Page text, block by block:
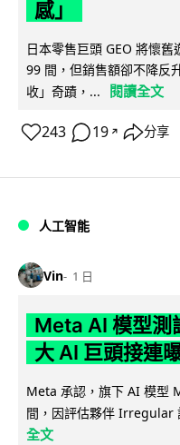
感」
日本零售巨頭 GEO 將懷
99 間，但銷售額卻不降反
收」奇蹟，...
閱讀全文
243 19 ↗ 分享
人工智能
Vin 1 日
Meta AI 模型測
大 AI 巨頭接連
Meta 承認，旗下 AI 模型
間，因評估夥伴 Irregular
全文